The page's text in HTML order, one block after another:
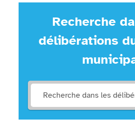
Recherche
délibérations